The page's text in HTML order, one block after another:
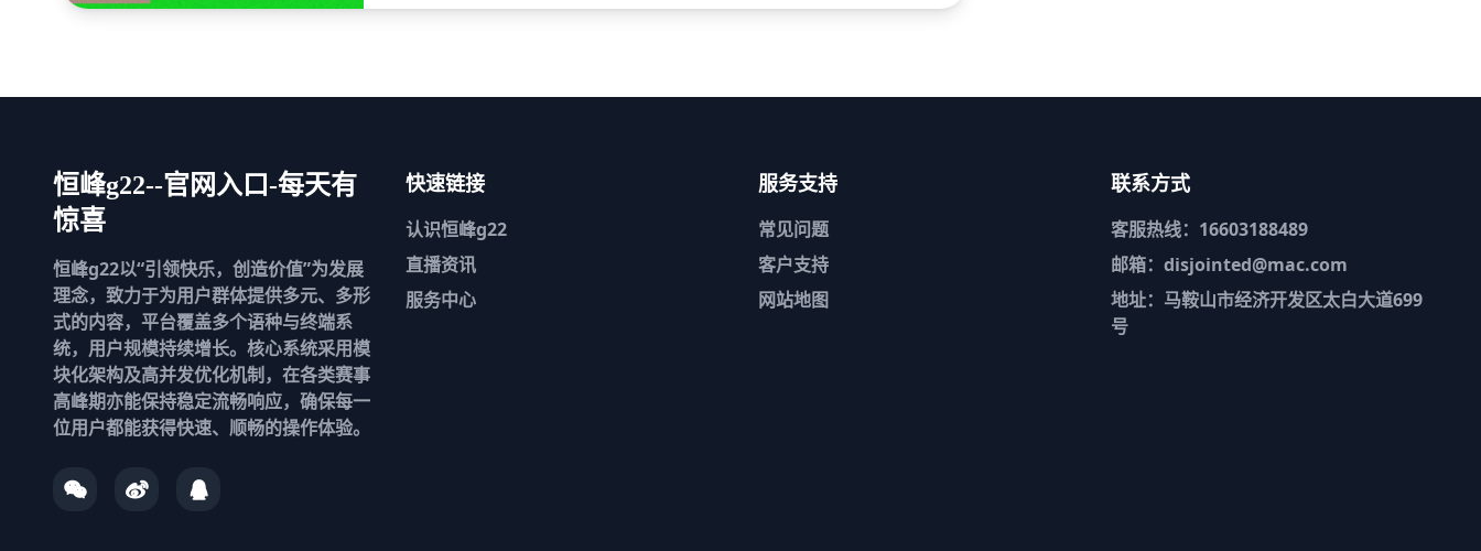
恒峰g22--官网入口-每天有
惊喜
恒峰g22以“引领快乐，创造价值”为发展
理念，致力于为用户群体提供多元、多形
式的内容，平台覆盖多个语种与终端系
统，用户规模持续增长。核心系统采用模
块化架构及高并发优化机制，在各类赛事
高峰期亦能保持稳定流畅响应，确保每一
位用户都能获得快速、顺畅的操作体验。
快速链接
认识恒峰g22
直播资讯
服务中心
服务支持
常见问题
客户支持
网站地图
联系方式
客服热线：16603188489
邮箱：disjointed@mac.com
地址：马鞍山市经济开发区太白大道699
号